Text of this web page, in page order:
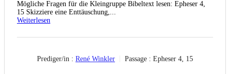
Mögliche Fragen für die Kleingruppe Bibeltext lesen: Epheser 4,
15 Skizziere eine Enttäuschung,...
Weiterlesen
Prediger/in : René Winkler Passage : Epheser 4, 15